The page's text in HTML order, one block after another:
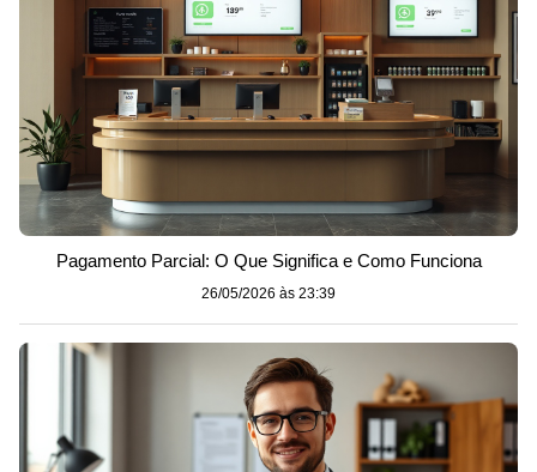
Pagamento Parcial: O Que Significa e Como Funciona
26/05/2026 às 23:39